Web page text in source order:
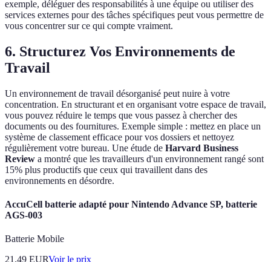
exemple, déléguer des responsabilités à une équipe ou utiliser des
services externes pour des tâches spécifiques peut vous permettre de
vous concentrer sur ce qui compte vraiment.
6. Structurez Vos Environnements de
Travail
Un environnement de travail désorganisé peut nuire à votre
concentration. En structurant et en organisant votre espace de travail,
vous pouvez réduire le temps que vous passez à chercher des
documents ou des fournitures. Exemple simple : mettez en place un
système de classement efficace pour vos dossiers et nettoyez
régulièrement votre bureau. Une étude de Harvard Business
Review a montré que les travailleurs d'un environnement rangé sont
15% plus productifs que ceux qui travaillent dans des
environnements en désordre.
AccuCell batterie adapté pour Nintendo Advance SP, batterie
AGS-003
Batterie Mobile
21.49 EURVoir le prix